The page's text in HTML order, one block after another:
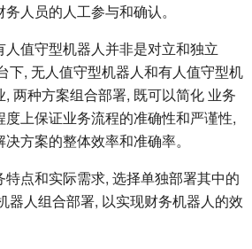
人员的人工参与和确认。
值守型机器人并非是对立和独立
下, 无人值守型机器人和有人值守型机
两种方案组合部署, 既可以简化 业务
上保证业务流程的准确性和严谨性,
方案的整体效率和准确率。
点和实际需求, 选择单独部署其中的
器人组合部署, 以实现财务机器人的效